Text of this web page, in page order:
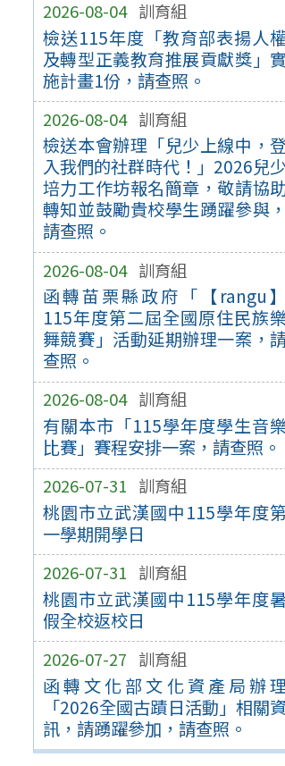
2026-08-04 訓育組
檢送115年度「教育部表揚人
及轉型正義教育推展貢獻獎」
施計畫1份，請查照。
2026-08-04 訓育組
檢送本會辦理「兒少上線中，
入我們的社群時代！」2026兒少
培力工作坊報名簡章，敬請協
轉知並鼓勵貴校學生踴躍參與，
請查照。
2026-08-04 訓育組
函轉苗栗縣政府「【rangu】
115年度第二屆全國原住民族
舞競賽」活動延期辦理一案，
查照。
2026-08-04 訓育組
有關本市「115學年度學生音
比賽」賽程安排一案，請查照。
2026-07-31 訓育組
桃園市立武漢國中115學年度第
一學期開學日
2026-07-31 訓育組
桃園市立武漢國中115學年度暑
假全校返校日
2026-07-27 訓育組
函轉文化部文化資產局辦理
「2026全國古蹟日活動」相關
訊，請踴躍參加，請查照。